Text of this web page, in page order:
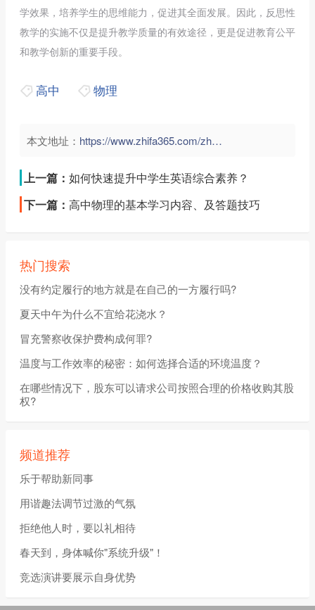
学效果，培养学生的思维能力，促进其全面发展。因此，反思性
教学的实施不仅是提升教学质量的有效途径，更是促进教育公平
和教学创新的重要手段。
高中 物理
本文地址： https://www.zhifa365.com/zhongxue/udC6wtZYDfL5sncP">
上一篇： 如何快速提升中学生英语综合素养？
下一篇： 高中物理的基本学习内容、及答题技巧
热门搜索
没有约定履行的地方就是在自己的一方履行吗?
夏天中午为什么不宜给花浇水？
冒充警察收保护费构成何罪?
温度与工作效率的秘密：如何选择合适的环境温度？
在哪些情况下，股东可以请求公司按照合理的价格收购其股
权?
频道推荐
乐于帮助新同事
用谐趣法调节过激的气氛
拒绝他人时，要以礼相待
春天到，身体喊你"系统升级"！
竞选演讲要展示自身优势